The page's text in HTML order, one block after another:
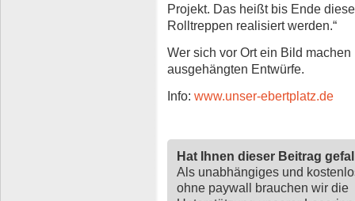
Projekt. Das heißt bis Ende
Rolltreppen realisiert werden.“
Wer sich vor Ort ein Bild
ausgehängten Entwürfe.
Info: www.unser-ebertplatz.de
Hat Ihnen dieser Beitrag
Als unabhängiges und
ohne paywall brauchen wir die